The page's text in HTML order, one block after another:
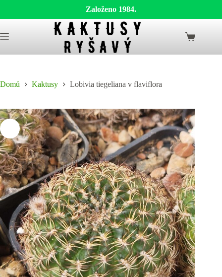
Založeno 1984.
to
content
Shopping
Domů Kaktusy Lobivia tiegeliana v flaviflora